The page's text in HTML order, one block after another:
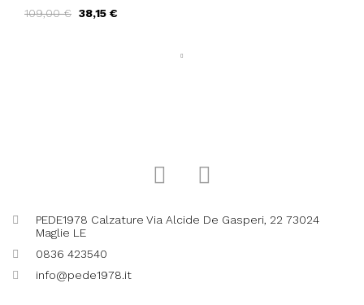
Bottone Zip Brillanti...
109,00 € 38,15 €
PEDE1978 Calzature Via Alcide De Gasperi, 22 73024
Maglie LE
0836 423540
info@pede1978.it